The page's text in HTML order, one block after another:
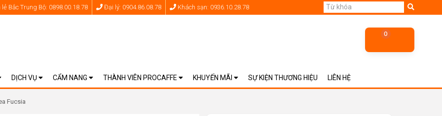
lẻ Bắc Trung Bộ: 0898.00.18.78 Đại lý: 0904.86.08.78 Khách sạn: 0936.10.28.78
DỊCH VỤ CẨM NANG THÀNH VIÊN PROCAFFE KHUYẾN MÃI SỰ KIỆN THƯƠNG HIỆU LIÊN HỆ
Fucsia
0